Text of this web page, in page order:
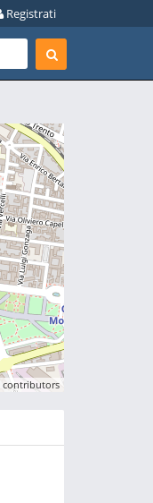
Registrati
contributors